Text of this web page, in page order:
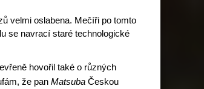
velmi oslabena. Mečíři po tomto
se navrací staré technologické
hovořil také o různých
že pan Matsuba Českou